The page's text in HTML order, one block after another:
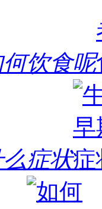
饮食呢
症状